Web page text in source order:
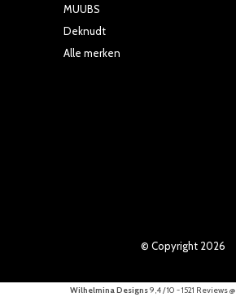
MUUBS
Deknudt
Alle merken
© Copyright 2026
Wilhelmina Designs9,4/10 -1521 Reviews @